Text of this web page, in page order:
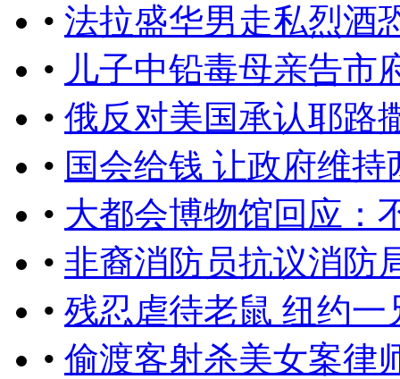
• 法拉盛华男走私烈酒
• 儿子中铅毒母亲告市
• 俄反对美国承认耶路
• 国会给钱 让政府维持
• 大都会博物馆回应：
• 非裔消防员抗议消防
• 残忍虐待老鼠 纽约一
• 偷渡客射杀美女案律